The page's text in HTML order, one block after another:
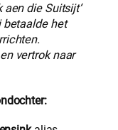
die Suitsijt‘
betaalde het
vertrok naar